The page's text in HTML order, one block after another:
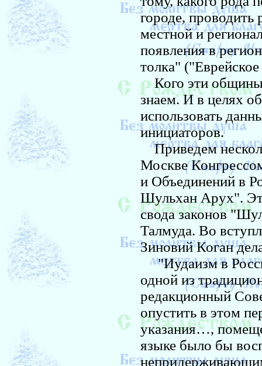
городе,
местной и
появления в
толка"
Кого эти общины
знаем. И в целях
использовать
инициаторов.
Приведем
Москве
и Объединений в
Шульхан Арух".
свода законов
Талмуда. Во
Зиновий Коган
"Иудаизм в
одной из
редакционный
опустить в этом
указания…,
языке было бы